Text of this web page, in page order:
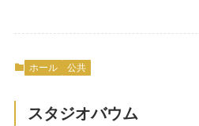
ホール 公共
スタジオバウム